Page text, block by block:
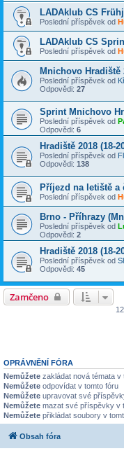
LADAklub CS
Poslední příspěvek od
LADAklub CS
Poslední příspěvek od
Mnichovo Hradiště
Poslední příspěvek od
Odpovědi: 27
Sprint Mnichovo
Poslední příspěvek od
Odpovědi: 6
Hradiště 2018 (18-
Poslední příspěvek od
Odpovědi: 138
Příjezd na letiště a
Poslední příspěvek od
Brno - Příhrazy
Poslední příspěvek od
Odpovědi: 2
Hradiště 2018 (18-
Poslední příspěvek od
Odpovědi: 45
Zamčeno
OPRÁVNĚNÍ FÓRA
Nemůžete zakládat nová témata v
Nemůžete odpovídat v tomto fóru
Nemůžete upravovat své
Nemůžete mazat své příspěvky v
Nemůžete přikládat soubory v
Obsah fóra